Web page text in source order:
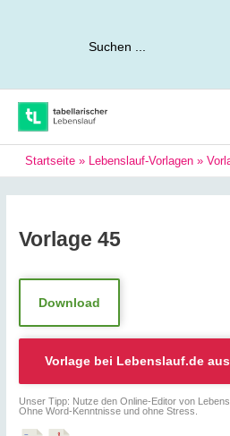
Startseite » Lebenslauf-Vorlagen »
Vorlage 45
Download
Vorlage bei Lebenslauf.de
Unser Tipp: Nutze den Online-Editor von
Ohne Word-Kenntnisse und ohne Stress.